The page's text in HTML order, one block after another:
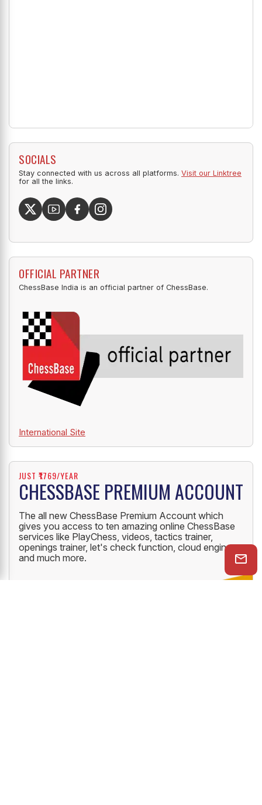
SOCIALS
Stay connected with us across all platforms. Visit our Linktree
for all the links.
OFFICIAL PARTNER
ChessBase India is an official partner of ChessBase.
International Site
JUST ₹1769/YEAR
CHESSBASE PREMIUM ACCOUNT
The all new ChessBase Premium Account which
gives you access to ten amazing online ChessBase
services like PlayChess, videos, tactics trainer,
openings trainer, let's check function, cloud engine
and much more.